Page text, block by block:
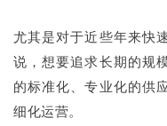
尤其是对于近些年来快
说，想要追求长期的规
的标准化、专业化的供
细化运营。